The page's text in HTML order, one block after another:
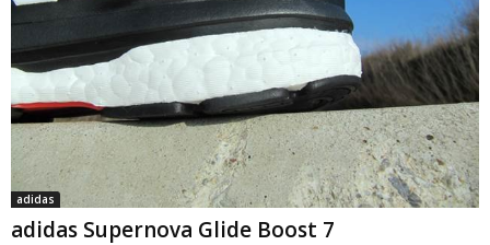
adidas
adidas Supernova Glide Boost 7